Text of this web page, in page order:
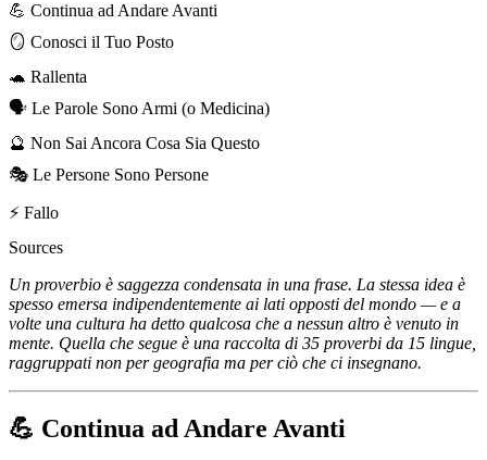
💪 Continua ad Andare Avanti
🪞 Conosci il Tuo Posto
🐢 Rallenta
🗣️ Le Parole Sono Armi (o Medicina)
🔮 Non Sai Ancora Cosa Sia Questo
🎭 Le Persone Sono Persone
⚡ Fallo
Sources
Un proverbio è saggezza condensata in una frase. La stessa idea è
spesso emersa indipendentemente ai lati opposti del mondo — e a
volte una cultura ha detto qualcosa che a nessun altro è venuto in
mente. Quella che segue è una raccolta di 35 proverbi da 15 lingue,
raggruppati non per geografia ma per ciò che ci insegnano.
💪 Continua ad Andare Avanti